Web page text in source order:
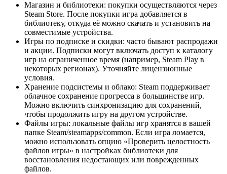
Магазин и библиотеки: покупки осуществляются через
Steam Store. После покупки игра добавляется в
библиотеку, откуда её можно скачать и установить на
совместимые устройства.
Игры по подписке и скидки: часто бывают распродажи
и акции. Подписки могут включать доступ к каталогу
игр на ограниченное время (например, Steam Play в
некоторых регионах). Уточняйте лицензионные
условия.
Хранение подсистемы и облако: Steam поддерживает
облачное сохранение прогресса в большинстве игр.
Можно включить синхронизацию для сохранений,
чтобы продолжить игру на другом устройстве.
Файлы игры: локальные файлы игр хранятся в вашей
папке Steam/steamapps/common. Если игра ломается,
можно использовать опцию «Проверить целостность
файлов игры» в настройках библиотеки для
восстановления недостающих или поврежденных
файлов.